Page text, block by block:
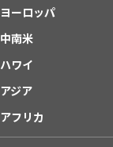
ヨーロッパ
中南米
ハワイ
アジア
アフリカ